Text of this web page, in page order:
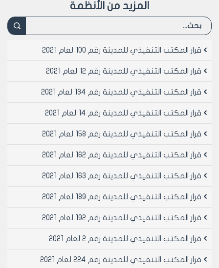
2- ورود اسم محمد عادل كريمش بن علي بكرم ميسر في
مذابح الفروج في عام 1994
19 بقعة مذابح الفروج وبمساحه 80 بالراموسه في محضر
التنفيذي لمجلس المدينه رقم 129 تاريخ 26/5/1996 وبناء
الموضوع الى المكتب التنفيذي لمجلس المدينه لدراسه
الفروج بالراموسه من محمد عادل كؤيمش بن محمد علي
تاريخ 10/11/2001م.
- يقرر ما يلي –
كريمش بن محمد علي المخصص بالقطعه رقم 19 منطقه
كريمش بن محمد عادل شريطة تقديم سند تعهد الكاتب
مادة 2- ينشر هذا القرار في لوحه اعلانات مجلس المدينه
المزيد من الأنظمة
قرار المكتب التنفيذي للمدينة رقم 100 لعام 2021
قرار المكتب التنفيذي للمدينة رقم 12 لعام 2021
قرار المكتب التنفيذي للمدينة رقم 134 لعام 2021
قرار المكتب التنفيذي للمدينة رقم 14 لعام 2021
قرار المكتب التنفيذي للمدينة رقم 158 لعام 2021
قرار المكتب التنفيذي للمدينة رقم 162 لعام 2021
قرار المكتب التنفيذي للمدينة رقم 163 لعام 2021
قرار المكتب التنفيذي للمدينة رقم 189 لعام 2021
قرار المكتب التنفيذي للمدينة رقم 192 لعام 2021
قرار المكتب التنفيذي للمدينة رقم 2 لعام 2021
قرار المكتب التنفيذي للمدينة رقم 224 لعام 2021